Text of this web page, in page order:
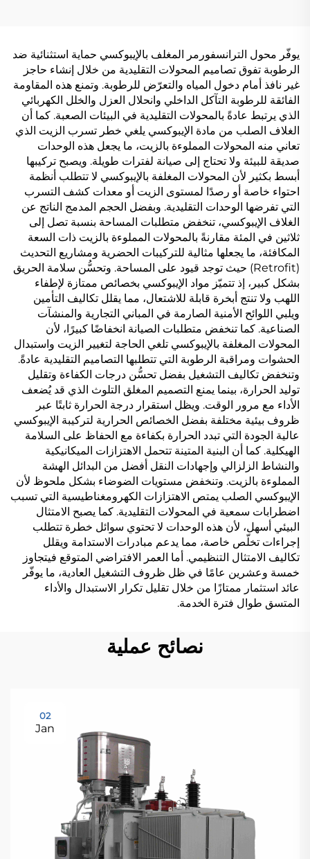
يوفّر محول الترانسفورمر المغلف بالإيبوكسي حماية استثنائية ضد
الرطوبة تفوق تصاميم المحولات التقليدية من خلال إنشاء حاجز
غير نافذ أمام دخول المياه والتعرّض للرطوبة. وتمنع هذه المقاومة
الفائقة للرطوبة التآكل الداخلي وانحلال العزل والخلل الكهربائي
الذي يرتبط عادةً بالمحولات التقليدية في البيئات الصعبة. كما أن
الغلاف الصلب من مادة الإيبوكسي يلغي خطر تسرب الزيت الذي
تعاني منه المحولات المملوءة بالزيت، ما يجعل هذه الوحدات
صديقة للبيئة ولا تحتاج إلى صيانة لفترات طويلة. ويصبح تركيبها
أبسط بكثير لأن المحولات المغلفة بالإيبوكسي لا تتطلب أنظمة
احتواء خاصة أو رصدًا لمستوى الزيت أو معدات كشف التسرب
التي تفرضها الوحدات التقليدية. وبفضل الحجم المدمج الناتج عن
الغلاف الإيبوكسي، تنخفض متطلبات المساحة بنسبة تصل إلى
ثلاثين في المئة مقارنةً بالمحولات المملوءة بالزيت ذات السعة
المكافئة، ما يجعلها مثالية للتركيبات الحضرية ومشاريع التحديث
(Retrofit) حيث توجد قيود على المساحة. وتحسُّن سلامة الحريق
بشكل كبير، إذ تتميّز مواد الإيبوكسي بخصائص ممتازة لإطفاء
اللهب ولا تنتج أبخرة قابلة للاشتعال، مما يقلل تكاليف التأمين
ويلبي اللوائح الأمنية الصارمة في المباني التجارية والمنشآت
الصناعية. كما تنخفض متطلبات الصيانة انخفاضًا كبيرًا، لأن
المحولات المغلفة بالإيبوكسي تلغي الحاجة لتغيير الزيت واستبدال
الحشوات ومراقبة الرطوبة التي تتطلبها التصاميم التقليدية عادةً.
وتنخفض تكاليف التشغيل بفضل تحسُّن درجات الكفاءة وتقليل
توليد الحرارة، بينما يمنع التصميم المغلق التلوث الذي قد يُضعف
الأداء مع مرور الوقت. ويظل استقرار درجة الحرارة ثابتًا عبر
ظروف بيئية مختلفة بفضل الخصائص الحرارية لتركيبة الإيبوكسي
عالية الجودة التي تبدد الحرارة بكفاءة مع الحفاظ على السلامة
الهيكلية. كما أن البنية المتينة تتحمل الاهتزازات الميكانيكية
والنشاط الزلزالي وإجهادات النقل أفضل من البدائل الهشة
المملوءة بالزيت. وتنخفض مستويات الضوضاء بشكل ملحوظ لأن
الإيبوكسي الصلب يمتص الاهتزازات الكهرومغناطيسية التي تسبب
اضطرابات سمعية في المحولات التقليدية. كما يصبح الامتثال
البيئي أسهل، لأن هذه الوحدات لا تحتوي سوائل خطرة تتطلب
إجراءات تخلّص خاصة، مما يدعم مبادرات الاستدامة ويقلل
تكاليف الامتثال التنظيمي. أما العمر الافتراضي المتوقع فيتجاوز
خمسة وعشرين عامًا في ظل ظروف التشغيل العادية، ما يوفّر
عائد استثمار ممتازًا من خلال تقليل تكرار الاستبدال والأداء
المتسق طوال فترة الخدمة.
نصائح عملية
02
Jan